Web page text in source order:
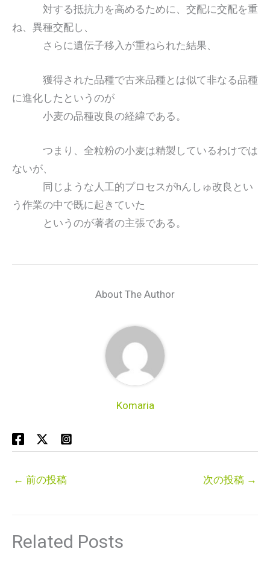
対する抵抗力を高めるために、交配に交配を重
ね、異種交配し、
さらに遺伝子移入が重ねられた結果、
獲得された品種で古来品種とは似て非なる品種
に進化したというのが
小麦の品種改良の経緯である。
つまり、全粒粉の小麦は精製しているわけでは
ないが、
同じような人工的プロセスがhんしゅ改良とい
う作業の中で既に起きていた
というのが著者の主張である。
About The Author
Komaria
← 前の投稿 次の投稿 →
Related Posts